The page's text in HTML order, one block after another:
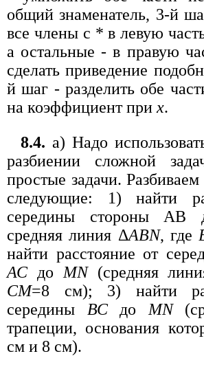
общий знаменатель, 3-й
все члены с * в левую
а остальные - в правую
сделать приведение
й шаг - разделить обе
на коэффициент при x.
8.4. а) Надо
разбиении сложной
простые задачи.
следующие: 1) найти
середины стороны АВ
средняя линия ΔABN, где
найти расстояние от
АС до MN(средняя
СМ=8 см); 3) найти
середины ВСдо MN
трапеции, основания
см и 8 см).